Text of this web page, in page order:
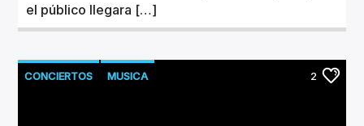
el público llegara […]
CONCIERTOS MUSICA 2